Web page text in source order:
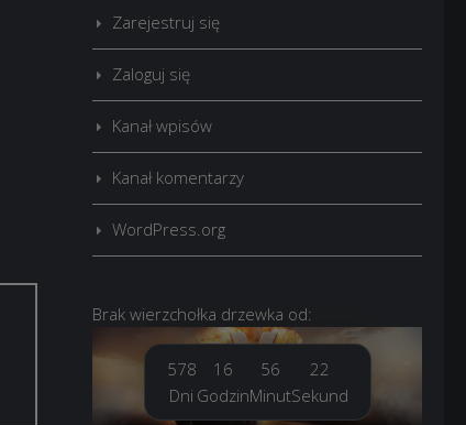
Zarejestruj się
Zaloguj się
Kanał wpisów
Kanał komentarzy
WordPress.org
Brak wierzchołka drzewka od:
578
Dni
16
Godzin
56
Minut
24
Sekund